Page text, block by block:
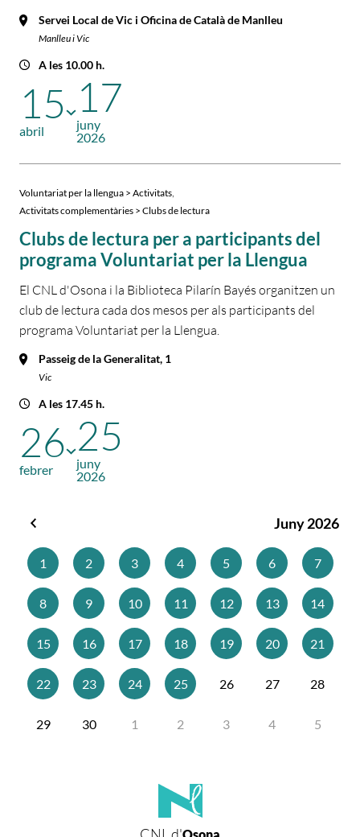
Servei Local de Vic i Oficina de Català de Manlleu
Manlleu i Vic
A les 10.00 h.
15
abril
17
juny
2026
Voluntariat per la llengua > Activitats
Activitats complementàries > Clubs de lectura
Clubs de lectura per a participants del
programa Voluntariat per la Llengua
El CNL d'Osona i la Biblioteca Pilarín Bayés organitzen un
club de lectura cada dos mesos per als participants del
programa Voluntariat per la Llengua.
Passeig de la Generalitat, 1
Vic
A les 17.45 h.
26
febrer
25
juny
2026
Juny 2026
1 2 3 4 5 6 7
8 9 10 11 12 13 14
15 16 17 18 19 20 21
22 23 24 25 26 27 28
29 30 1 2 3 4 5
CNL d'Osona